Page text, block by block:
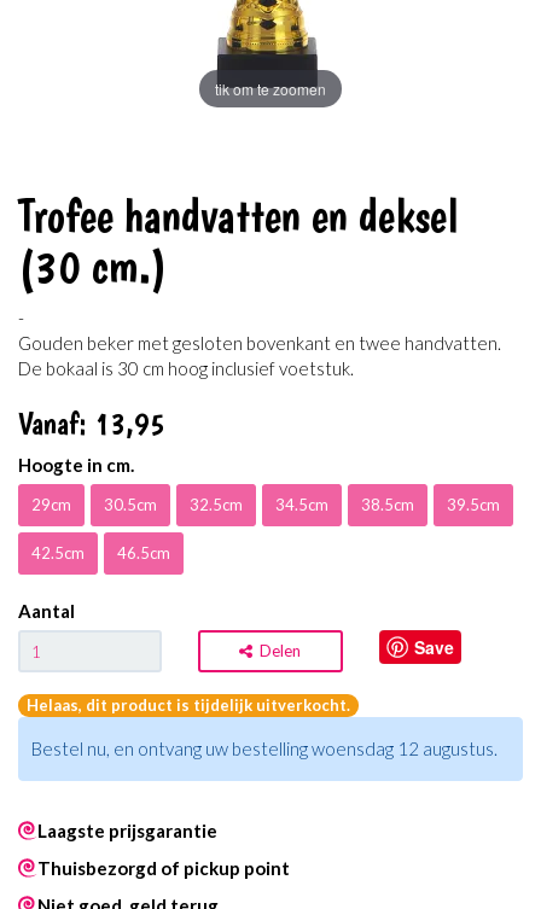
tik om te zoomen
Trofee handvatten en deksel
(30 cm.)
-
Gouden beker met gesloten bovenkant en twee handvatten.
De bokaal is 30 cm hoog inclusief voetstuk.
Vanaf: 13,95
Hoogte in cm.
29cm 30.5cm 32.5cm 34.5cm 38.5cm 39.5cm
42.5cm 46.5cm
Aantal
Delen Save
Helaas, dit product is tijdelijk uitverkocht.
Bestel nu, en ontvang uw bestelling woensdag 12 augustus.
Laagste prijsgarantie
Thuisbezorgd of pickup point